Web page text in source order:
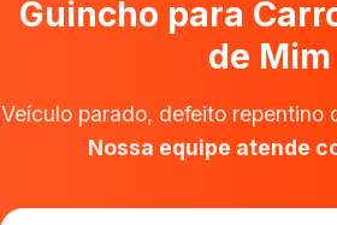
Guincho para
de Mim
Veículo parado, defeito repentino
Nossa equipe atende